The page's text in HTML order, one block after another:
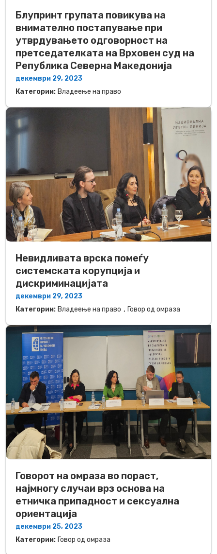
Блупринт групата повикува на
внимателно постапување при
утврдувањето одговорност на
претседателката на Врховен суд на
Република Северна Македонија
декември 29, 2023
Категории: Владеење на право
Невидливата врска помеѓу
системската корупција и
дискриминацијата
декември 29, 2023
Категории: Владеење на право , Говор од омраза
Говорот на омраза во пораст,
најмногу случаи врз основа на
етничка припадност и сексуална
ориентација
декември 25, 2023
Категории: Говор од омраза